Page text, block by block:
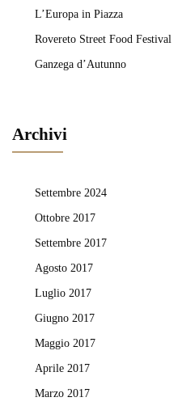
L’Europa in Piazza
Rovereto Street Food Festival
Ganzega d’Autunno
Archivi
Settembre 2024
Ottobre 2017
Settembre 2017
Agosto 2017
Luglio 2017
Giugno 2017
Maggio 2017
Aprile 2017
Marzo 2017